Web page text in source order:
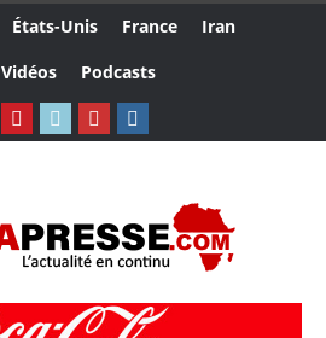
États-Unis France
Iran
Vidéos Podcasts